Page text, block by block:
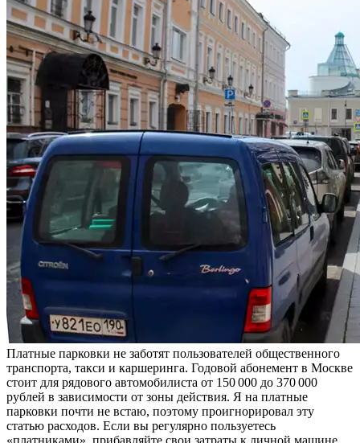
Платные парковки не заботят пользователей общественного
транспорта, такси и каршеринга. Годовой абонемент в Москве
стоит для рядового автомобилиста от 150 000 до 370 000
рублей в зависимости от зоны действия. Я на платные
парковки почти не встаю, поэтому проигнорировал эту
статью расходов. Если вы регулярно пользуетесь
«платниками», прибавляйте свои затраты к личной машине